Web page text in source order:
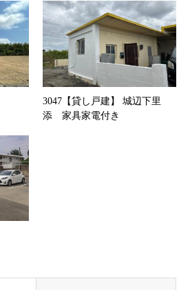
3047【貸し戸建】 城辺下里
添 家具家電付き